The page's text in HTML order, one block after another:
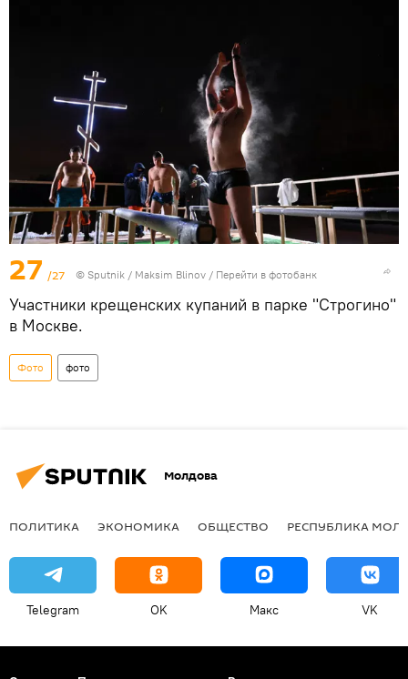
27 /27 © Sputnik / Maksim Blinov / Перейти в фотобанк
Участники крещенских купаний в парке "Строгино"
в Москве.
Фото фото
Молдова
ПОЛИТИКА ЭКОНОМИКА ОБЩЕСТВО РЕСПУБЛИКА
Telegram OK Макс VK